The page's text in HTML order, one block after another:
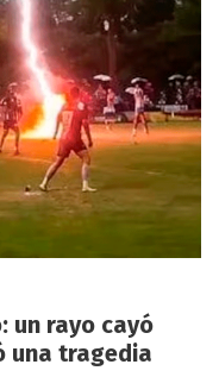
un rayo cayó
una tragedia